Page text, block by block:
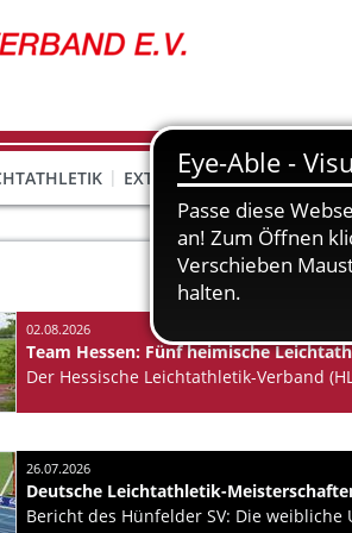
EXTRAS
23.08.2026 ==> 4. Grand-Prix,
02.08.2026
26.07.2026